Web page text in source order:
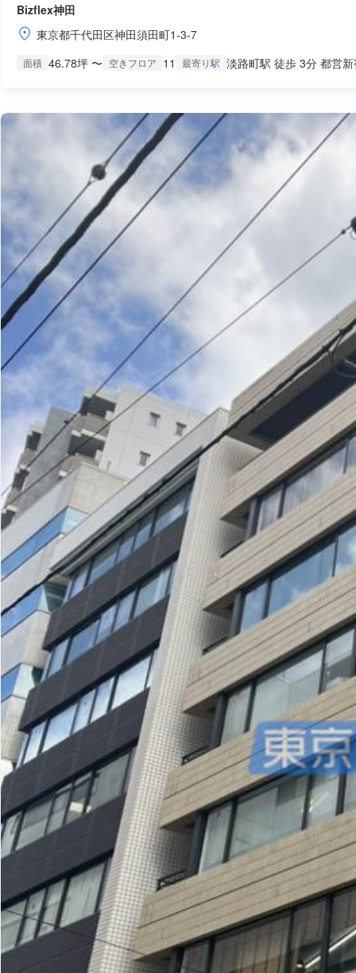
Bizflex神田
東京都千代田区神田須田町1-3-7
面積 46.78坪 〜 空きフロア 11 最寄り駅 淡路町駅 徒歩 3分 都営